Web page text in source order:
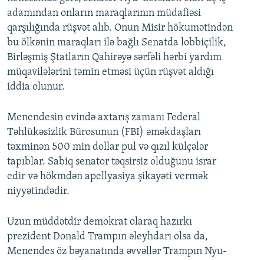
adamından onların maraqlarının müdafiəsi
qarşılığında rüşvət alıb. Onun Misir hökumətindən
bu ölkənin maraqları ilə bağlı Senatda lobbiçilik,
Birləşmiş Ştatların Qahirəyə sərfəli hərbi yardım
müqavilələrini təmin etməsi üçün rüşvət aldığı
iddia olunur.
Menendesin evində axtarış zamanı Federal
Təhlükəsizlik Bürosunun (FBI) əməkdaşları
təxminən 500 min dollar pul və qızıl külçələr
tapıblar. Sabiq senator təqsirsiz olduğunu israr
edir və hökmdən apellyasiya şikayəti vermək
niyyətindədir.
Uzun müddətdir demokrat olaraq hazırkı
prezident Donald Trampın əleyhdarı olsa da,
Menendes öz bəyanatında əvvəllər Trampın Nyu-